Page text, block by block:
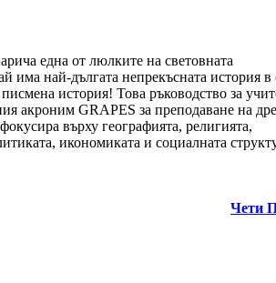
една от люлките на световната
има най-дългата непрекъсната история в
история! Това ръководство за
акроним GRAPES за преподаване на
върху географията, религията,
икономиката и социалната
Чети